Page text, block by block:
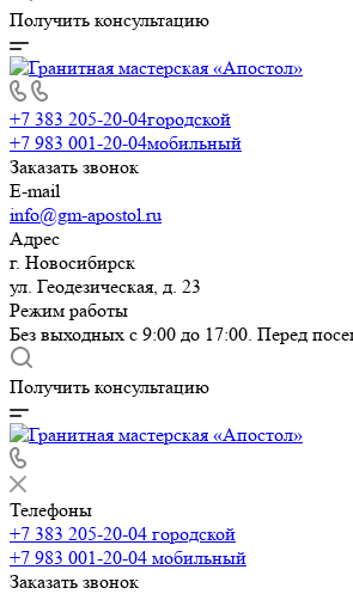
Получить консультацию
+7 383 205-20-04городской
+7 983 001-20-04мобильный
Заказать звонок
E-mail
info@gm-apostol.ru
Адрес
г. Новосибирск
ул. Геодезическая, д. 23
Режим работы
Без выходных с 9:00 до 17:00. Перед
Получить консультацию
Телефоны
+7 383 205-20-04 городской
+7 983 001-20-04 мобильный
Заказать звонок